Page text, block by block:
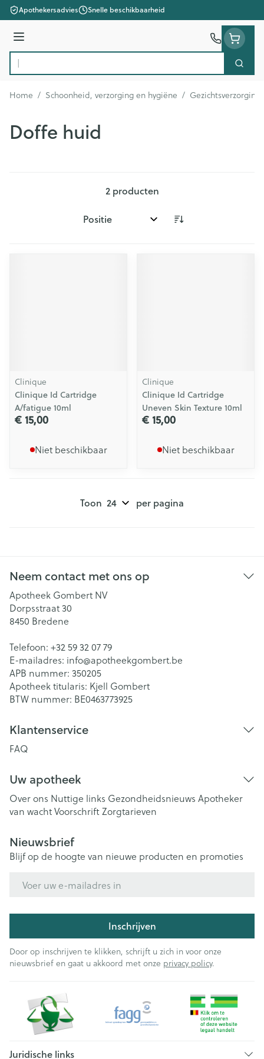
Ga naar de inhoud
Apothekersadvies Snelle beschikbaarheid
Menu
Product, merk, categorie...
Zoek
Home / Schoonheid, verzorging en hygiëne / Gezichtsverzorging
Doffe huid
2producten
Sorteer op:
Clinique
Clinique Id Cartridge
A/fatigue 10ml
€ 15,00
Niet beschikbaar
Clinique
Clinique Id Cartridge
Uneven Skin Texture 10ml
€ 15,00
Niet beschikbaar
Toon per pagina
Neem contact met ons op
Apotheek Gombert NV
Dorpsstraat 30
8450 Bredene
Telefoon: +32 59 32 07 79
E-mailadres: info@apotheekgombert.be
APB nummer: 350205
Apotheek titularis: Kjell Gombert
BTW nummer: BE0463773925
Klantenservice
FAQ
Uw apotheek
Over ons Nuttige links Gezondheidsnieuws Apotheker
van wachtVoorschriftZorgtarieven
Nieuwsbrief
Blijf op de hoogte van nieuwe producten en promoties
Inschrijven
Door op inschrijven te klikken, schrijft u zich in voor onze
nieuwsbrief en gaat u akkoord met onze privacy policy.
Juridische links